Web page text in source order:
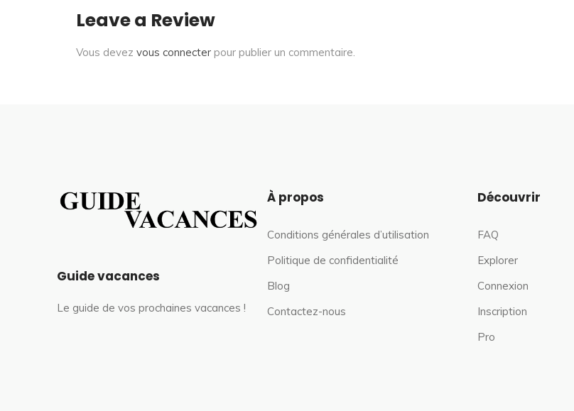
Leave a Review
Vous devez vous connecter pour publier un commentaire.
Guide vacances
Le guide de vos prochaines vacances !
À propos
Conditions générales d’utilisation
Politique de confidentialité
Blog
Contactez-nous
Découvrir
FAQ
Explorer
Connexion
Inscription
Pro